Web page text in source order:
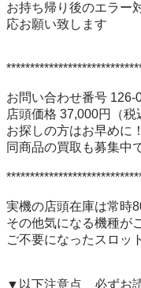
お持ち帰り後のエラー
応お願い致します
お問い合わせ番号 126-
店頭価格 37,000円（税
お探しの方はお早めに！
同商品の買取も募集中
実機の店頭在庫は常時
その他気になる機種が
ご不要になったスロッ
▼以下注意点　必ずお